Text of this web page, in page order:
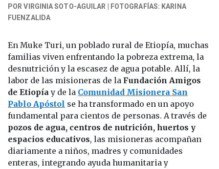
POR VIRGINIA SOTO-AGUILAR | FOTOGRAFÍAS: KARINA
FUENZALIDA
En Muke Turi, un poblado rural de Etiopía, muchas
familias viven enfrentando la pobreza extrema, la
desnutrición y la escasez de agua potable. Allí, la
labor de las misioneras de la Fundación Amigos
de Etiopíay de la Comunidad Misionera San
Pablo Apóstol se ha transformado en un apoyo
fundamental para cientos de personas. A través de
pozos de agua, centros de nutrición, huertos y
espacios educativos, las misioneras acompañan
diariamente a niños, madres y comunidades
enteras, integrando ayuda humanitaria y